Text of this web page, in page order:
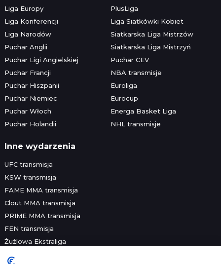
Liga Europy
Liga Konferencji
Liga Narodów
Puchar Anglii
Puchar Ligi Angielskiej
Puchar Francji
Puchar Hiszpanii
Puchar Niemiec
Puchar Włoch
Puchar Holandii
PlusLiga
Liga Siatkówki Kobiet
Siatkarska Liga Mistrzów
Siatkarska Liga Mistrzyń
Puchar CEV
NBA transmisje
Euroliga
Eurocup
Energa Basket Liga
NHL transmisje
Inne wydarzenia
UFC transmisja
KSW transmisja
FAME MMA transmisja
Clout MMA transmisja
PRIME MMA transmisja
FEN transmisja
Żużlowa Ekstraliga